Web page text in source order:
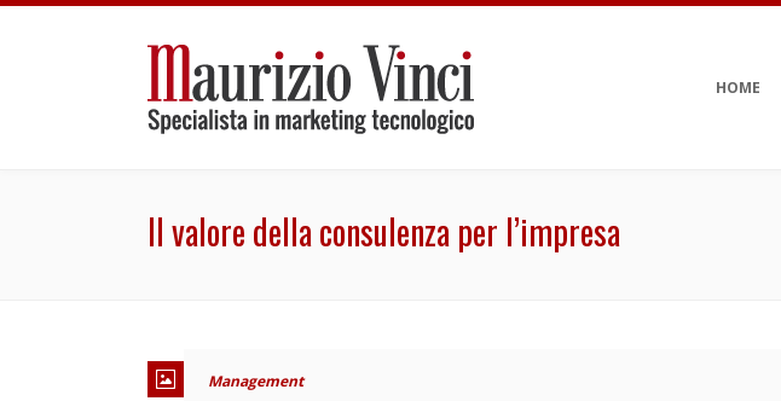
HOME
Il valore della consulenza per l’impresa
Management